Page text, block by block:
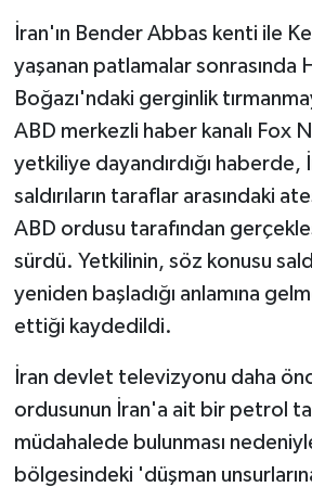
İran'ın Bender Abbas kenti ile
yaşanan patlamalar sonrasında
Boğazı'ndaki gerginlik
ABD merkezli haber kanalı Fox
yetkiliye dayandırdığı haberde,
saldırıların taraflar arasındaki
ABD ordusu tarafından
sürdü. Yetkilinin, söz konusu
yeniden başladığı anlamına
ettiği kaydedildi.
İran devlet televizyonu daha
ordusunun İran'a ait bir petrol
müdahalede bulunması
bölgesindeki 'düşman